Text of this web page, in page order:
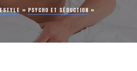
» PSYCHO ET SÉDUCTION »